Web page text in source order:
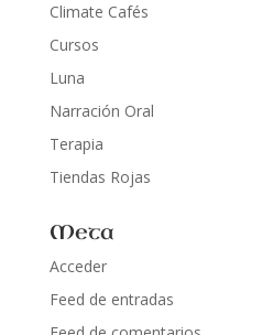
Climate Cafés
Cursos
Luna
Narración Oral
Terapia
Tiendas Rojas
Meta
Acceder
Feed de entradas